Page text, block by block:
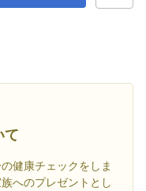
て
健康チェックをしま
へのプレゼントとし